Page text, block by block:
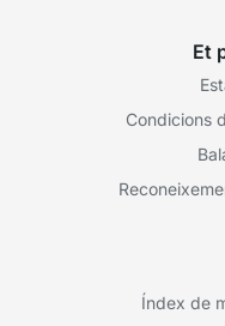
Et
Condicions
Índex de